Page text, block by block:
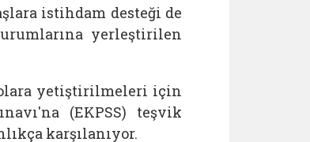
istihdam desteği de
yerleştirilen
yetiştirilmeleri için
(EKPSS) teşvik
karşılanıyor.